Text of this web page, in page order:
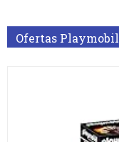
Ofertas Playmobil